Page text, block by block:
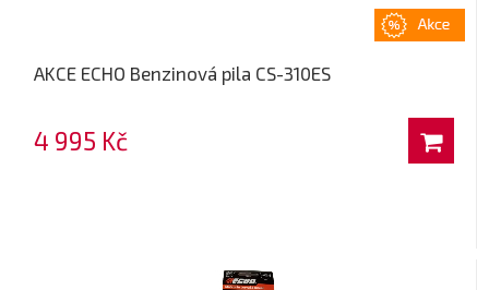
AKCE ECHO Benzinová pila CS-310ES
4 995 Kč